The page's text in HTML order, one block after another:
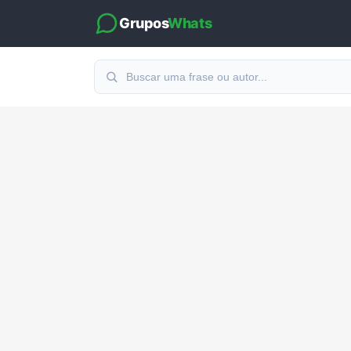
GruposWhats